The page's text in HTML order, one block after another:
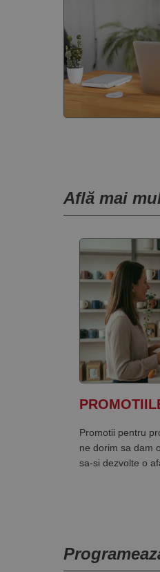
Află mai
Promotii pentru
ne dorim sa dam
sa-si dezvolte o